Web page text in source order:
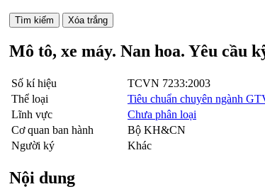
Mô tô, xe máy. Nan hoa. Yêu cầu
Số kí hiệu
TCVN 7233:2003
Thể loại
Tiêu chuẩn chuyên ngành
Lĩnh vực
Chưa phân loại
Cơ quan ban hành
Bộ KH&CN
Người ký
Khác
Nội dung